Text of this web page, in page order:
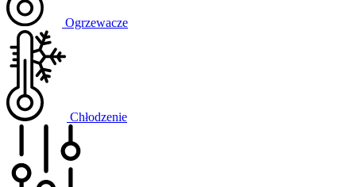
Ogrzewacze
Chłodzenie